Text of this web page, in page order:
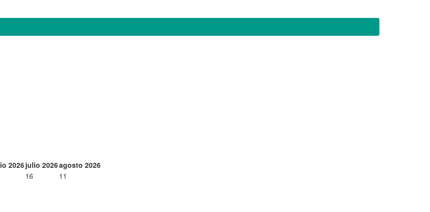
2026julio 2026agosto 2026
16 11